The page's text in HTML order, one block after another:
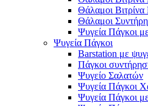
Θάλαμοι
Θάλαμοι
Ψυγεία Πάγκοι
Ψυγεία Πάγκοι
Barstation με
Πάγκοι
Ψυγείο Σαλατών
Ψυγεία Πάγκοι
Ψυγεία Πάγκοι